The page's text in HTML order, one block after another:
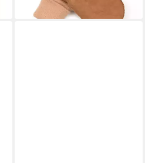
lieferbar - in 5-6 Werktagen bei dir